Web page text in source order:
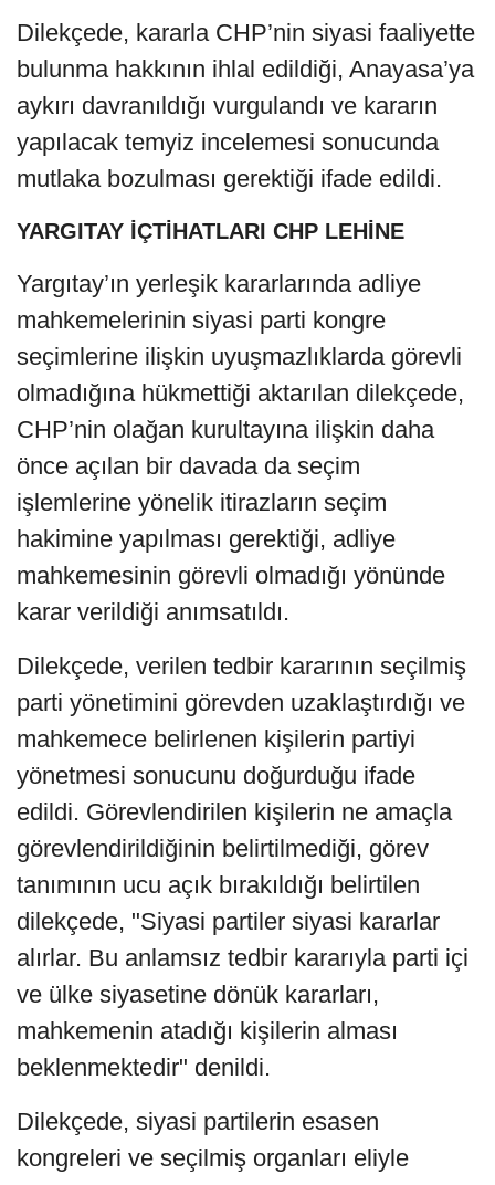
Dilekçede, kararla CHP’nin siyasi faaliyette
bulunma hakkının ihlal edildiği, Anayasa’ya
aykırı davranıldığı vurgulandı ve kararın
yapılacak temyiz incelemesi sonucunda
mutlaka bozulması gerektiği ifade edildi.
YARGITAY İÇTİHATLARI CHP LEHİNE
Yargıtay’ın yerleşik kararlarında adliye
mahkemelerinin siyasi parti kongre
seçimlerine ilişkin uyuşmazlıklarda görevli
olmadığına hükmettiği aktarılan dilekçede,
CHP’nin olağan kurultayına ilişkin daha
önce açılan bir davada da seçim
işlemlerine yönelik itirazların seçim
hakimine yapılması gerektiği, adliye
mahkemesinin görevli olmadığı yönünde
karar verildiği anımsatıldı.
Dilekçede, verilen tedbir kararının seçilmiş
parti yönetimini görevden uzaklaştırdığı ve
mahkemece belirlenen kişilerin partiyi
yönetmesi sonucunu doğurduğu ifade
edildi. Görevlendirilen kişilerin ne amaçla
görevlendirildiğinin belirtilmediği, görev
tanımının ucu açık bırakıldığı belirtilen
dilekçede, "Siyasi partiler siyasi kararlar
alırlar. Bu anlamsız tedbir kararıyla parti içi
ve ülke siyasetine dönük kararları,
mahkemenin atadığı kişilerin alması
beklenmektedir" denildi.
Dilekçede, siyasi partilerin esasen
kongreleri ve seçilmiş organları eliyle